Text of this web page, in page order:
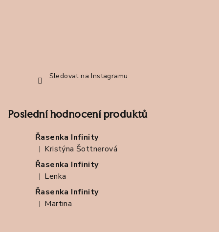
Sledovat na Instagramu
Poslední hodnocení produktů
Řasenka Infinity
Hodnocení produktu je 5 z 5 hvězdiček.
| Kristýna Šottnerová
Řasenka Infinity
Hodnocení produktu je 5 z 5 hvězdiček.
| Lenka
Řasenka Infinity
Hodnocení produktu je 5 z 5 hvězdiček.
| Martina